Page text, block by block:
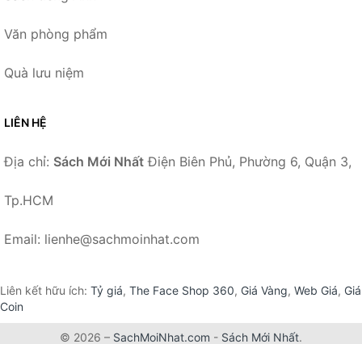
Văn phòng phẩm
Quà lưu niệm
LIÊN HỆ
Địa chỉ: Sách Mới Nhất Điện Biên Phủ, Phường 6, Quận 3,
Tp.HCM
Email: lienhe@sachmoinhat.com
Liên kết hữu ích: Tỷ giá, The Face Shop 360, Giá Vàng, Web Giá, Giá
Coin
© 2026 – SachMoiNhat.com - Sách Mới Nhất.